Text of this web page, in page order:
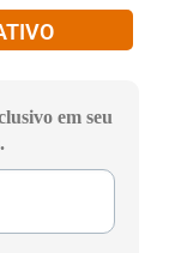
em seu